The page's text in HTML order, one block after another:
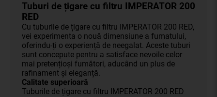
Tuburi de țigare cu filtru IMPERATOR 200
RED
Cu tuburile de țigare cu filtru IMPERATOR 200 RED,
vei experimenta o nouă dimensiune a fumatului,
oferindu-ți o experiență de neegalat. Aceste tuburi
sunt concepute pentru a satisface nevoile celor
mai pretențioși fumători, aducând un plus de
rafinament și eleganță.
Calitate superioară
Tuburile de țigare cu filtru IMPERATOR 200 RED